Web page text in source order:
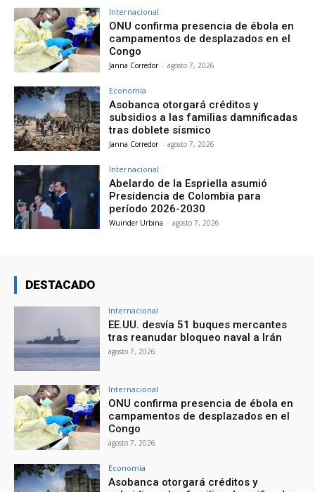
Internacional
ONU confirma presencia de ébola en
campamentos de desplazados en el
Congo
Janna Corredor - agosto 7, 2026
Economía
Asobanca otorgará créditos y
subsidios a las familias damnificadas
tras doblete sísmico
Janna Corredor - agosto 7, 2026
Internacional
Abelardo de la Espriella asumió
Presidencia de Colombia para
período 2026-2030
Wuinder Urbina - agosto 7, 2026
DESTACADO
Internacional
EE.UU. desvía 51 buques mercantes
tras reanudar bloqueo naval a Irán
agosto 7, 2026
Internacional
ONU confirma presencia de ébola en
campamentos de desplazados en el
Congo
agosto 7, 2026
Economía
Asobanca otorgará créditos y